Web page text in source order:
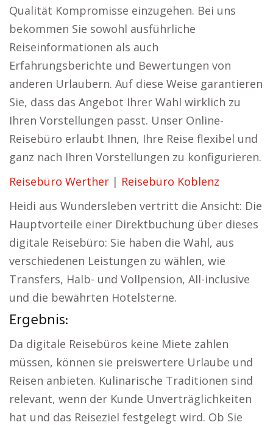
Qualität Kompromisse einzugehen. Bei uns
bekommen Sie sowohl ausführliche
Reiseinformationen als auch
Erfahrungsberichte und Bewertungen von
anderen Urlaubern. Auf diese Weise garantieren
Sie, dass das Angebot Ihrer Wahl wirklich zu
Ihren Vorstellungen passt. Unser Online-
Reisebüro erlaubt Ihnen, Ihre Reise flexibel und
ganz nach Ihren Vorstellungen zu konfigurieren.
Reisebüro Werther | Reisebüro Koblenz
Heidi aus Wundersleben vertritt die Ansicht: Die
Hauptvorteile einer Direktbuchung über dieses
digitale Reisebüro: Sie haben die Wahl, aus
verschiedenen Leistungen zu wählen, wie
Transfers, Halb- und Vollpension, All-inclusive
und die bewährten Hotelsterne.
Ergebnis:
Da digitale Reisebüros keine Miete zahlen
müssen, können sie preiswertere Urlaube und
Reisen anbieten. Kulinarische Traditionen sind
relevant, wenn der Kunde Unverträglichkeiten
hat und das Reiseziel festgelegt wird. Ob Sie